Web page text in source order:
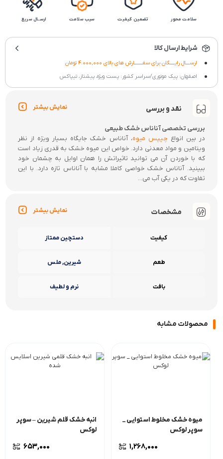
سلامت محور تضمین کیفیت سیب سلامت ارســال سریع
شرایط ارسال کالا
ارســــال رایـــــگان برای سفــــــــارش های بالای 4.000,000 تومان
اصفهان: پیک موتوری/سراسر کشور: پست ویژه، پیشتاز، تیپاکس
نقد و بررسی نمایش بیشتر
بررسی تخصصی آناناس خشک طبیعی
در بین انواعچیپس میوه، آناناس خشک جایگاه بسیار ویژه از نظر
ویتامین و مواد معدنی دارد. خواص این میوه خشک به قدری زیاد است
که با خوردن آن می توانید تاثیراتش را همان اوایل به چشمان خود
ببینید. آناناس خشک خواصی کاملا مشابه با آناناس تازه دارد. با این
تفاوت که در یکی آب می...
مشخصات نمایش بیشتر
کیفیت دستچین ممتاز
طعم شیرین, ملس
بافت نرم و لطیف
محصولات مشابه
میوه خشک مخلوط استوایی _
سوپر لوکس
1,268,000
انبه خشک قلم شیرین – سوپر
لوکس
653,000